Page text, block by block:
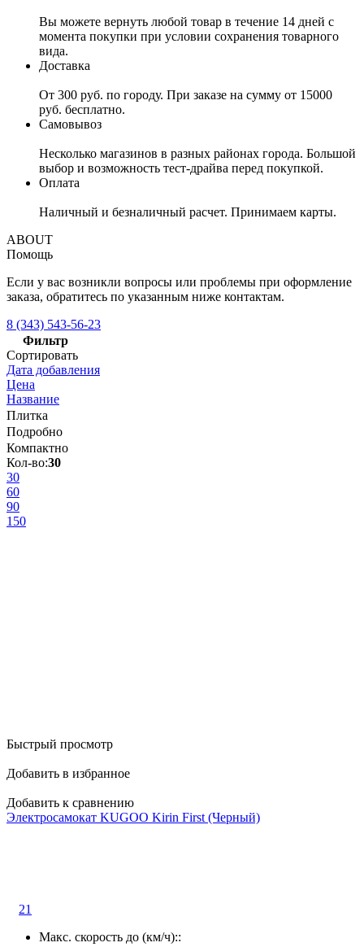
Вы можете вернуть любой товар в течение 14 дней с
момента покупки при условии сохранения товарного
вида.
Доставка
От 300 руб. по городу. При заказе на сумму от 15000
руб. бесплатно.
Самовывоз
Несколько магазинов в разных районах города. Большой
выбор и возможность тест-драйва перед покупкой.
Оплата
Наличный и безналичный расчет. Принимаем карты.
ABOUT
Помощь
Если у вас возникли вопросы или проблемы при оформление
заказа, обратитесь по указанным ниже контактам.
8 (343) 543-56-23
Фильтр
Сортировать
Дата добавления
Цена
Название
Плитка
Подробно
Компактно
Кол-во:30
30
60
90
150
Быстрый просмотр
Добавить в избранное
Добавить к сравнению
Электросамокат KUGOO Kirin First (Черный)
21
Макс. скорость до (км/ч)::